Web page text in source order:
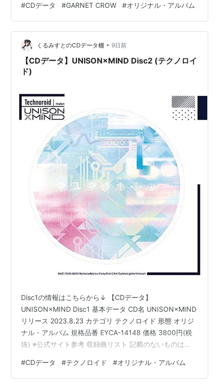
サイト参考 収録曲リスト 記載のないものは 作詞:AZUKI
七 作曲:中村由利 編曲:古井弘人 1.水のない晴れた海へ 編
曲: Miguel Sá Pessoa 2.君の家に着くまでずっと走って
ゆく 編曲:M…
#CDデータ #GARNET CROW #オリジナル・アルバム
くるみすとのCDデータ棚 • 9日前
【CDデータ】UNISON×MIND Disc2 (テクノロイ
ド)
Disc1の情報はこちらから↓ 【CDデータ】
UNISON×MIND Disc1 基本データ CD名 UNISON×MIND
リリース 2023.8.23 カテゴリ テクノロイド 形態 オリジ
ナル・アルバム 規格品番 EYCA-14148 価格 3800円(税
抜) ※公式サイト参考 収録曲リスト 記載のないものは
歌:STAND-ALONE 3.Can you beat that 4.願いのチカラ
5.ライクメッセージ 6.Joying 7.ELSE 8.インヴィジブル -
#CDデータ #テクノロイド #オリジナル・アルバム